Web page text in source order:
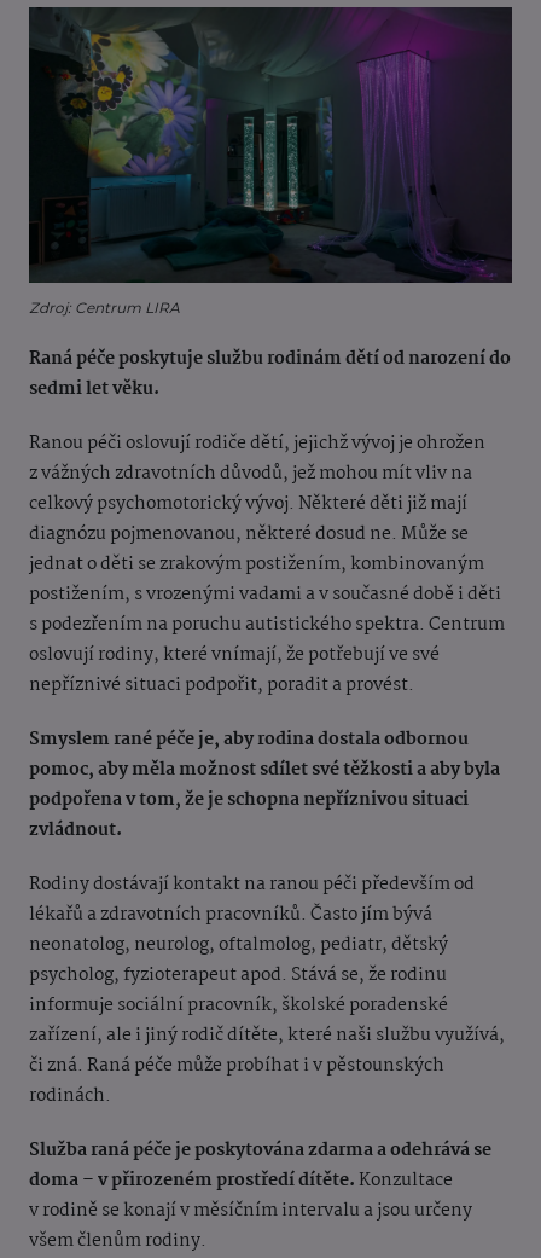
Zdroj: Centrum LIRA
Raná péče poskytuje službu rodinám dětí od narození do
sedmi let věku.
Ranou péči oslovují rodiče dětí, jejichž vývoj je ohrožen
z vážných zdravotních důvodů, jež mohou mít vliv na
celkový psychomotorický vývoj. Některé děti již mají
diagnózu pojmenovanou, některé dosud ne. Může se
jednat o děti se zrakovým postižením, kombinovaným
postižením, s vrozenými vadami a v současné době i děti
s podezřením na poruchu autistického spektra. Centrum
oslovují rodiny, které vnímají, že potřebují ve své
nepříznivé situaci podpořit, poradit a provést.
Smyslem rané péče je, aby rodina dostala odbornou
pomoc, aby měla možnost sdílet své těžkosti a aby byla
podpořena v tom, že je schopna nepříznivou situaci
zvládnout.
Rodiny dostávají kontakt na ranou péči především od
lékařů a zdravotních pracovníků. Často jím bývá
neonatolog, neurolog, oftalmolog, pediatr, dětský
psycholog, fyzioterapeut apod. Stává se, že rodinu
informuje sociální pracovník, školské poradenské
zařízení, ale i jiný rodič dítěte, které naši službu využívá,
či zná. Raná péče může probíhat i v pěstounských
rodinách.
Služba raná péče je poskytována zdarma a odehrává se
doma – v přirozeném prostředí dítěte. Konzultace
v rodině se konají v měsíčním intervalu a jsou určeny
všem členům rodiny.